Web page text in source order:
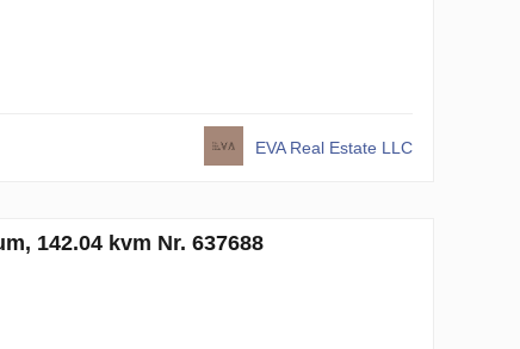
EVA Real Estate LLC
142.04 kvm Nr. 637688